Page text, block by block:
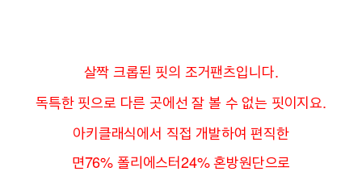
살짝 크롭된 핏의 조거팬츠입니다.
독특한 핏으로 다른 곳에선 잘 볼 수 없는 핏이지요.
아키클래식에서 직접 개발하여 편직한
면76% 폴리에스터24% 혼방원단으로